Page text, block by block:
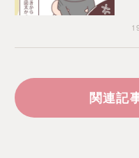
関連記